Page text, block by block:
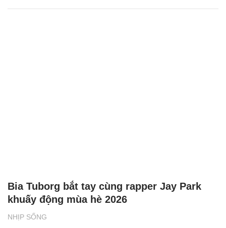
NHỊP SỐNG
Bia Tuborg bắt tay cùng rapper Jay Park
khuấy động mùa hè 2026